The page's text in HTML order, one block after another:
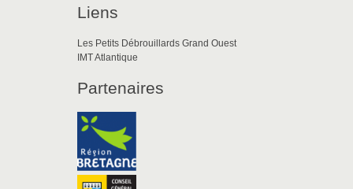
Liens
Les Petits Débrouillards Grand Ouest
IMT Atlantique
Partenaires